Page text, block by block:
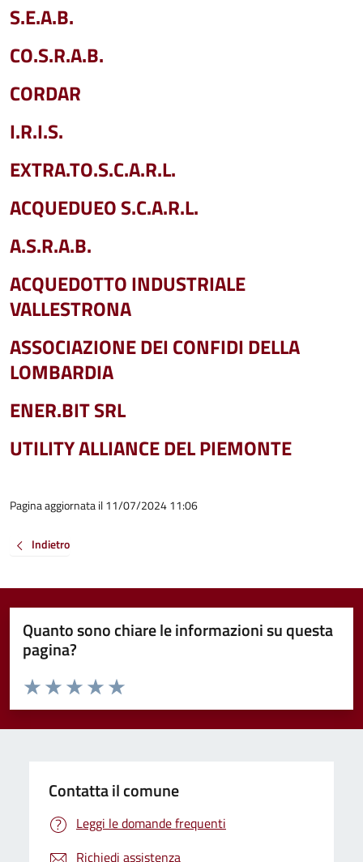
S.E.A.B.
CO.S.R.A.B.
CORDAR
I.R.I.S.
EXTRA.TO.S.C.A.R.L.
ACQUEDUEO S.C.A.R.L.
A.S.R.A.B.
ACQUEDOTTO INDUSTRIALE
VALLESTRONA
ASSOCIAZIONE DEI CONFIDI DELLA
LOMBARDIA
ENER.BIT SRL
UTILITY ALLIANCE DEL PIEMONTE
Pagina aggiornata il 11/07/2024 11:06
Indietro
Quanto sono chiare le informazioni su questa
pagina?
Valuta da 1 a 5 stelle la pagina
Valuta 5 stelle su 5
Valuta 4 stelle su 5
Valuta 3 stelle su 5
Valuta 2 stelle su 5
Valuta 1 stelle su 5
Contatta il comune
Leggi le domande frequenti
Richiedi assistenza